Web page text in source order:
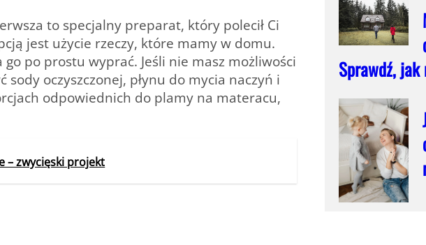
to specjalny preparat, który polecił Ci
jest użycie rzeczy, które mamy w domu.
po prostu wyprać. Jeśli nie masz możliwości
oczyszczonej, płynu do mycia naczyń i
odpowiednich do plamy na materacu,
– zwycięski projekt
Sprawdź,